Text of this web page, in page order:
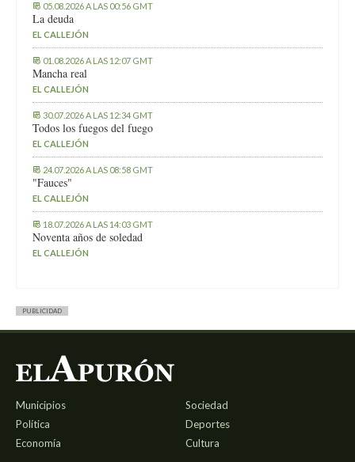
05.08.2026 A LAS 00:56 GMT
La deuda
EL CALLEJÓN
01.08.2026 A LAS 12:07 GMT
Mancha real
EL CALLEJÓN
30.07.2026 A LAS 12:34 GMT
Todos los fuegos del fuego
EL CALLEJÓN
24.07.2026 A LAS 08:58 GMT
"Fauces"
EL CALLEJÓN
18.07.2026 A LAS 14:03 GMT
Noventa años de soledad
EL CALLEJÓN
PUBLICIDAD
Municipios
Política
Economía
Sociedad
Deportes
Cultura